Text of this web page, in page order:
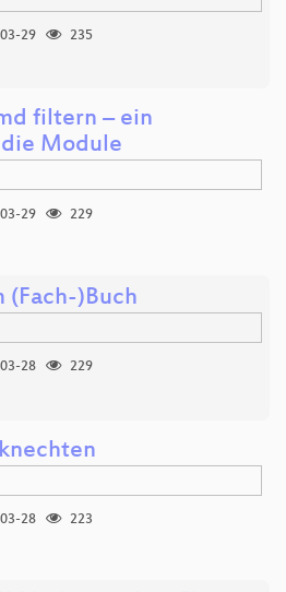
29
235
filtern – ein
Module
29
229
(Fach-)Buch
28
229
28
223